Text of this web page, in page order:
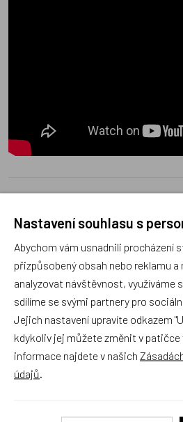
Náš sortiment dokonale
s výběrem (Po–Pá,
Jsme tu vždy rádi pro Vás!
Dráček.cz
Nastavení souhlasu s
Abychom vám usnadnili procházení
přizpůsobený obsah nebo reklamu a
analyzovat návštěvnost, využíváme
sdílíme se svými partnery pro
Jejich nastavení upravíte odkazem
kdykoliv jej můžete změnit v patičce
informace najdete v našich
údajů